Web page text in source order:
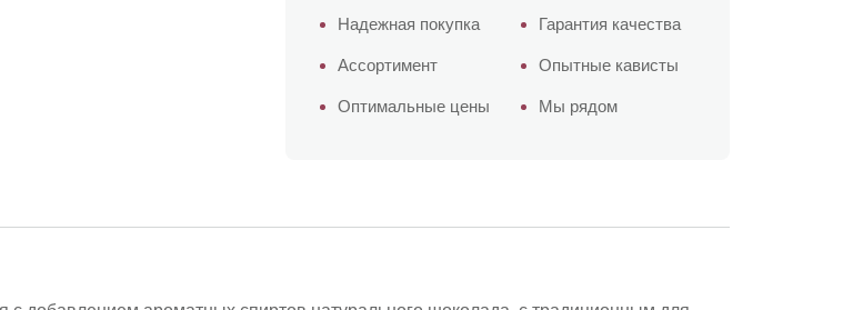
Надежная покупка Гарантия качества
Ассортимент Опытные кависты
Оптимальные цены Мы рядом